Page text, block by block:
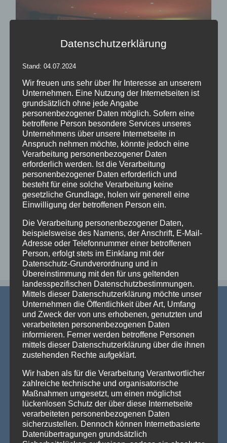
Inflatables easy GLOBE
Bewertet
mit5.00von
Details
zur Wunschliste
AKTUELLE NEWS
💡 Messehallen sind riesig, die Decken extrem hoch
– Wenn die Technik verschwindet und die Marken
strahlen – Traversenhussen
Traversenhussen: Die elegante Lösung für technische Konstruktionen
Wer hier einen [...]Weiterlesen »
Vom Gentlemen’s Club zum Eventhighlight – wie
Datenschutzerklärung
Stand: 04.07.2024
Wir freuen uns sehr über Ihr Interesse an unserem
Unternehmen. Eine Nutzung der Internetseiten ist
grundsätzlich ohne jede Angabe
personenbezogener Daten möglich. Sofern eine
betroffene Person besondere Services unseres
Unternehmens über unsere Internetseite in
Anspruch nehmen möchte, könnte jedoch eine
Verarbeitung personenbezogener Daten
erforderlich werden. Ist die Verarbeitung
personenbezogener Daten erforderlich und
besteht für eine solche Verarbeitung keine
gesetzliche Grundlage, holen wir generell eine
Einwilligung der betroffenen Person ein.
Die Verarbeitung personenbezogener Daten,
beispielsweise des Namens, der Anschrift, E-Mail-
Adresse oder Telefonnummer einer betroffenen
Person, erfolgt stets im Einklang mit der
Datenschutz-Grundverordnung und in
Übereinstimmung mit den für uns geltenden
landesspezifischen Datenschutzbestimmungen.
Mittels dieser Datenschutzerklärung möchte unser
Unternehmen die Öffentlichkeit über Art, Umfang
und Zweck der von uns erhobenen, genutzten und
verarbeiteten personenbezogenen Daten
informieren. Ferner werden betroffene Personen
mittels dieser Datenschutzerklärung über die ihnen
zustehenden Rechte aufgeklärt.
Wir haben als für die Verarbeitung Verantwortlicher
zahlreiche technische und organisatorische
Maßnahmen umgesetzt, um einen möglichst
lückenlosen Schutz der über diese Internetseite
verarbeiteten personenbezogenen Daten
sicherzustellen. Dennoch können Internetbasierte
Datenübertragungen grundsätzlich